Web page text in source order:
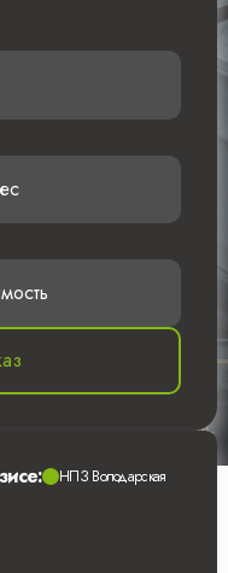
НПЗ Володарская